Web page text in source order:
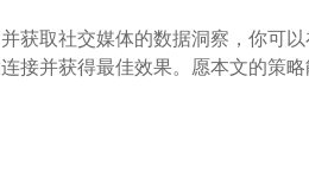
获取社交媒体的数据洞察，你可
接并获得最佳效果。愿本文的策